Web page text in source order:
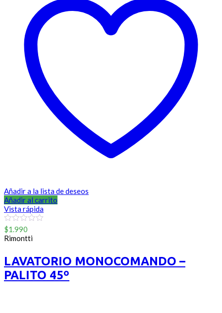
Añadir a la lista de deseos
Añadir al carrito
Vista rápida
0
out
of
$1.990
Rimontti
LAVATORIO MONOCOMANDO –
PALITO 45º